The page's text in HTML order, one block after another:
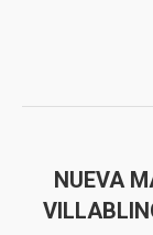
NUEVA